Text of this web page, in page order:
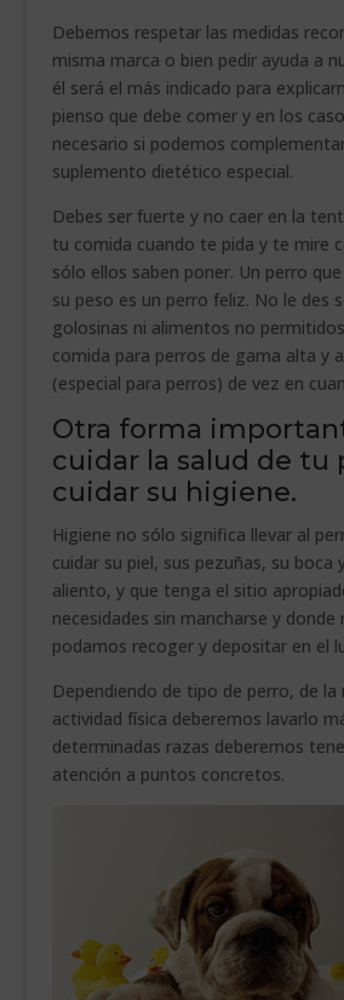
Debemos respetar las medidas
misma marca o bien pedir ayuda a
él será el más indicado para
pienso que debe comer y en los
necesario si podemos
suplemento dietético especial.
Debes ser fuerte y no caer en la
tu comida cuando te pida y te mire
sólo ellos saben poner. Un perro
su peso es un perro feliz. No le des
golosinas ni alimentos no
comida para perros de gama alta y
(especial para perros) de vez en
Otra forma
cuidar la salud de tu
cuidar su higiene.
Higiene no sólo significa llevar al
cuidar su piel, sus pezuñas, su
aliento, y que tenga el sitio
necesidades sin mancharse y
podamos recoger y depositar en el
Dependiendo de tipo de perro, de la
actividad física deberemos lavarlo
determinadas razas deberemos
atención a puntos concretos.